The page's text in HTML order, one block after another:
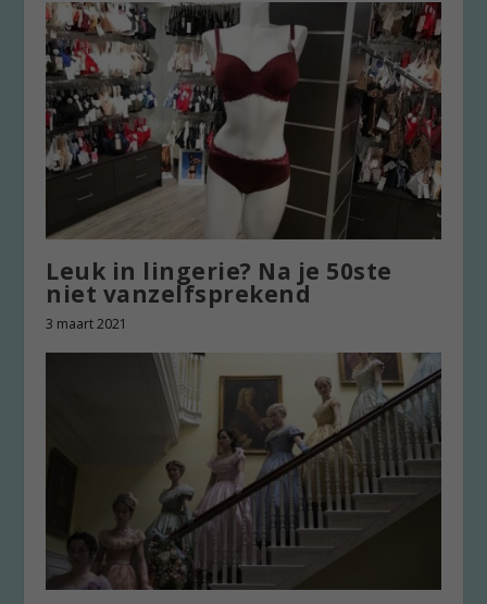
Leuk in lingerie? Na je 50ste
niet vanzelfsprekend
3 maart 2021